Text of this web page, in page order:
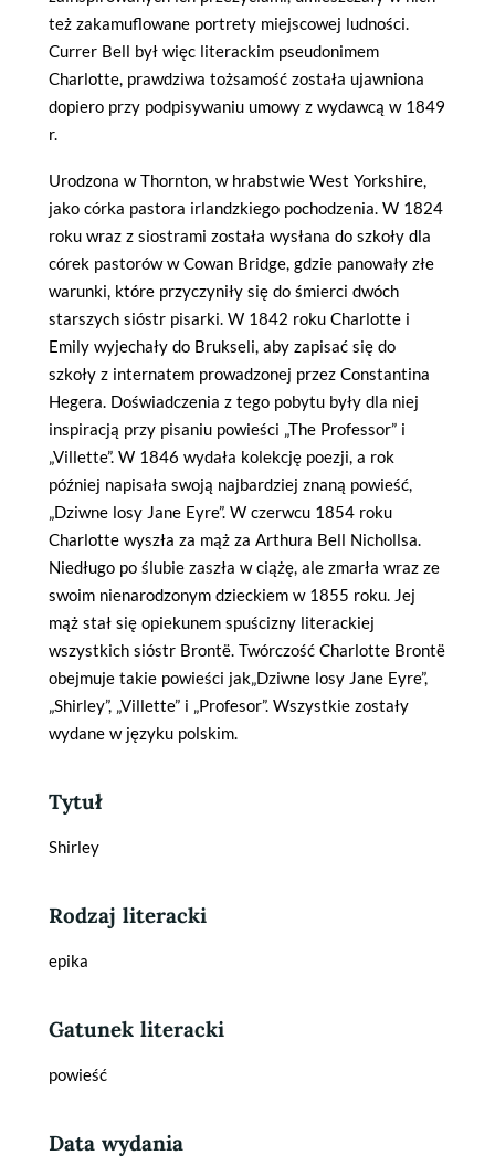
też zakamuflowane portrety miejscowej ludności.
Currer Bell był więc literackim pseudonimem
Charlotte, prawdziwa tożsamość została ujawniona
dopiero przy podpisywaniu umowy z wydawcą w 1849
r.
Urodzona w Thornton, w hrabstwie West Yorkshire,
jako córka pastora irlandzkiego pochodzenia. W 1824
roku wraz z siostrami została wysłana do szkoły dla
córek pastorów w Cowan Bridge, gdzie panowały złe
warunki, które przyczyniły się do śmierci dwóch
starszych sióstr pisarki. W 1842 roku Charlotte i
Emily wyjechały do Brukseli, aby zapisać się do
szkoły z internatem prowadzonej przez Constantina
Hegera. Doświadczenia z tego pobytu były dla niej
inspiracją przy pisaniu powieści „The Professor” i
„Villette”. W 1846 wydała kolekcję poezji, a rok
później napisała swoją najbardziej znaną powieść,
„Dziwne losy Jane Eyre”. W czerwcu 1854 roku
Charlotte wyszła za mąż za Arthura Bell Nichollsa.
Niedługo po ślubie zaszła w ciążę, ale zmarła wraz ze
swoim nienarodzonym dzieckiem w 1855 roku. Jej
mąż stał się opiekunem spuścizny literackiej
wszystkich sióstr Brontë. Twórczość Charlotte Brontë
obejmuje takie powieści jak„Dziwne losy Jane Eyre”,
„Shirley”, „Villette” i „Profesor”. Wszystkie zostały
wydane w języku polskim.
Tytuł
Shirley
Rodzaj literacki
epika
Gatunek literacki
powieść
Data wydania